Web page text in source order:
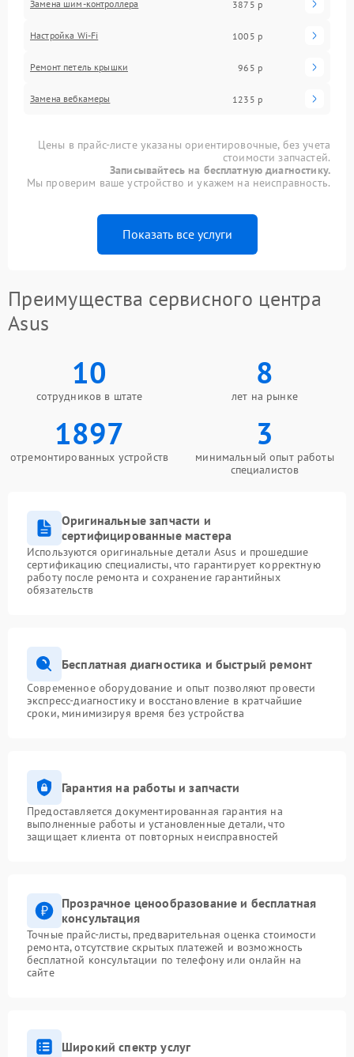
Замена шим-контроллера 3875 р
Настройка Wi-Fi 1005 р
Ремонт петель крышки 965 р
Замена вебкамеры 1235 р
Цены в прайс-листе указаны ориентировочные, без учета
стоимости запчастей.
Записывайтесь на бесплатную диагностику.
Мы проверим ваше устройство и укажем на неисправность.
Показать все услуги
Преимущества сервисного центра
Asus
10
сотрудников в штате
8
лет на рынке
1897
отремонтированных устройств
3
минимальный опыт работы
специалистов
Оригинальные запчасти и
сертифицированные мастера
Используются оригинальные детали Asus и прошедшие
сертификацию специалисты, что гарантирует корректную
работу после ремонта и сохранение гарантийных
обязательств
Бесплатная диагностика и быстрый ремонт
Современное оборудование и опыт позволяют провести
экспресс-диагностику и восстановление в кратчайшие
сроки, минимизируя время без устройства
Гарантия на работы и запчасти
Предоставляется документированная гарантия на
выполненные работы и установленные детали, что
защищает клиента от повторных неисправностей
Прозрачное ценообразование и бесплатная
консультация
Точные прайс-листы, предварительная оценка стоимости
ремонта, отсутствие скрытых платежей и возможность
бесплатной консультации по телефону или онлайн на
сайте
Широкий спектр услуг